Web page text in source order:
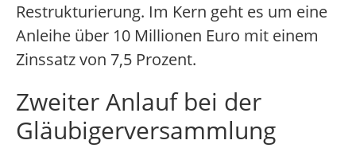
Restrukturierung. Im Kern geht es um eine
Anleihe über 10 Millionen Euro mit einem
Zinssatz von 7,5 Prozent.
Zweiter Anlauf bei der
Gläubigerversammlung